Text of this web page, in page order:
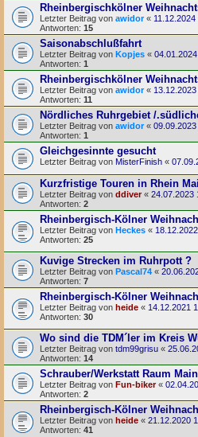
Rheinbergischkölner
Letzter Beitrag von awidor« 11.12.2024
Antworten: 15
Saisonabschlußfahrt
Letzter Beitrag von Kopjes «
Antworten: 1
Rheinbergischkölner
Letzter Beitrag von awidor«
Antworten: 11
Nördliches Ruhrgebiet /
Letzter Beitrag von awidor «
Antworten: 1
Gleichgesinnte gesucht
Letzter Beitrag von MisterFinish «
Kurzfristige Touren in Rhein
Letzter Beitrag von ddiver « 24.07.2023
Antworten: 2
Rheinbergisch-Kölner
Letzter Beitrag von Heckes «
Antworten: 25
Kuvige Strecken im Ruhrpott ?
Letzter Beitrag von Pascal74 «
Antworten: 7
Rheinbergisch-Kölner
Letzter Beitrag von heide « 14.12.2021
Antworten: 30
Wo sind die TDM´ler im Kreis
Letzter Beitrag von tdm99grisu «
Antworten: 14
Schrauber/Werkstatt Raum
Letzter Beitrag von Fun-biker«
Antworten: 2
Rheinbergisch-Kölner
Letzter Beitrag von heide « 21.12.2020
Antworten: 41